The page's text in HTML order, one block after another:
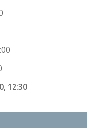
12:30